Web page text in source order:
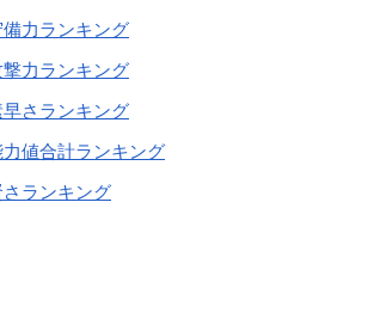
備力ランキング
撃力ランキング
早さランキング
力値合計ランキング
さランキング